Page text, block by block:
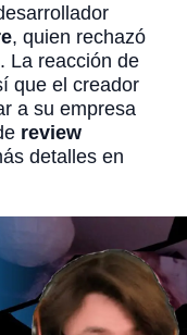
, quien rechazó
La reacción de
que el creador
a su empresa
review
detalles en